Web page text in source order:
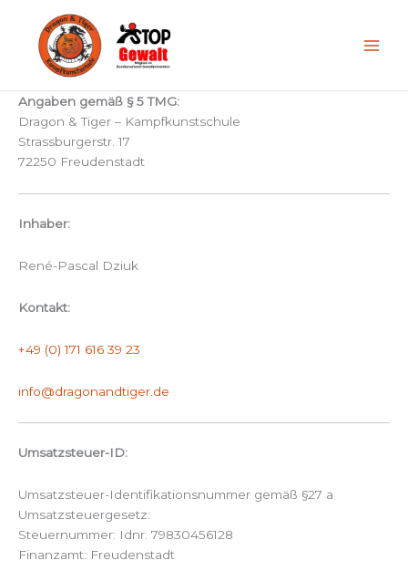
springen
Angaben gemäß § 5 TMG:
Dragon & Tiger – Kampfkunstschule
Strassburgerstr. 17
72250 Freudenstadt
Inhaber:
René-Pascal Dziuk
Kontakt:
+49 (0) 171 616 39 23
info@dragonandtiger.de
Umsatzsteuer-ID:
Umsatzsteuer-Identifikationsnummer gemäß §27 a
Umsatzsteuergesetz:
Steuernummer: Idnr. 79830456128
Finanzamt: Freudenstadt